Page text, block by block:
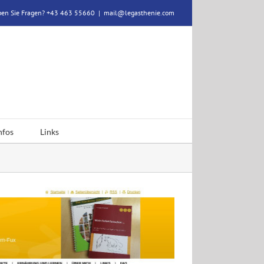
Sie Fragen? +43 463 55660 | mail@legasthenie.com
Links